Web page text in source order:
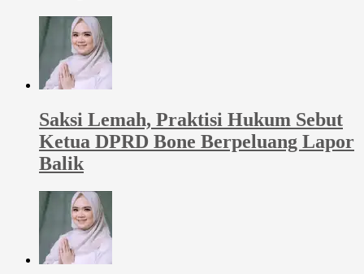
Saksi Lemah, Praktisi Hukum Sebut
Ketua DPRD Bone Berpeluang Lapor
Balik